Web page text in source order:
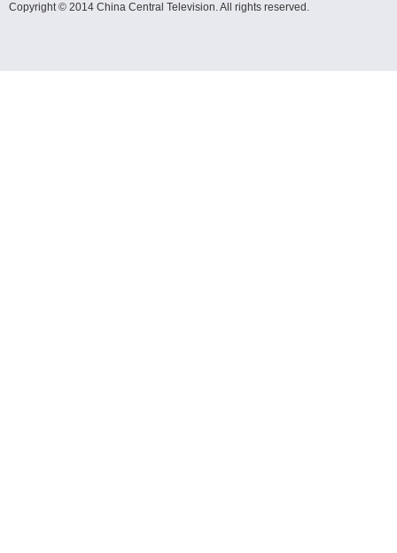
Copyright © 2014 China Central Television. All rights reserved.